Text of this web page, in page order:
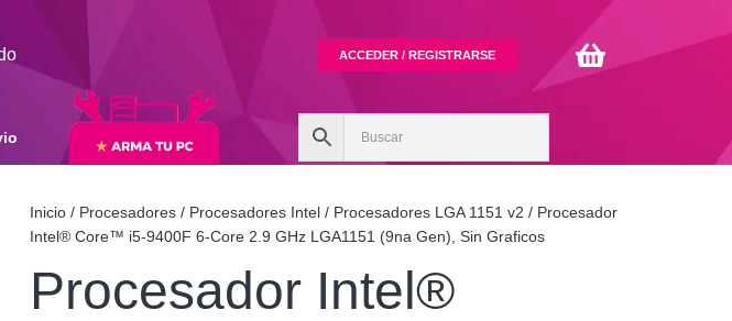
ACCEDER / REGISTRARSE
Inicio / Procesadores / Procesadores Intel / Procesadores LGA 1151 v2 / Procesador
Intel® Core™ i5-9400F 6-Core 2.9 GHz LGA1151 (9na Gen), Sin Graficos
Procesador Intel®